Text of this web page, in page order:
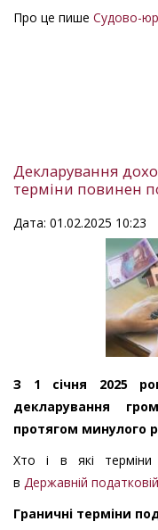
Про це пише Судово-
Декларування
терміни повинен
Дата: 01.02.2025 10:23
З 1 січня 2025
декларування
протягом минулого
Хто і в які терміни
в Державній
Граничні терміни